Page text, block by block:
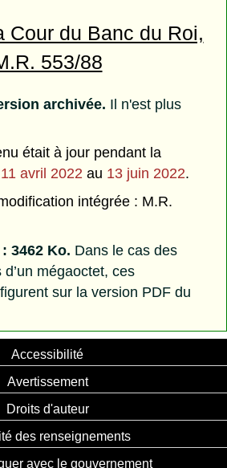
Cour du Banc du Roi,
553/88
archivée. Il n'est plus
était à jour pendant la
11 avril 2022 au 13 juin 2022.
intégrée : M.R.
3462 Ko. Dans le cas des
mégaoctet, ces
sur la version PDF du
Accessibilité
Avertissement
Droits d'auteur
des renseignements
avec le gouvernement